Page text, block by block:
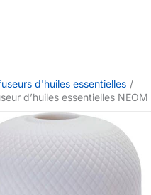
d'huiles essentielles
d’huiles essentielles